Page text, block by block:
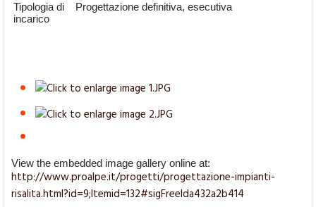
Tipologia di
incarico
Progettazione definitiva, esecutiva
View the embedded image gallery online at:
http://www.proalpe.it/progetti/progettazione-impianti-
risalita.html?id=9;Itemid=132#sigFreeIda432a2b414